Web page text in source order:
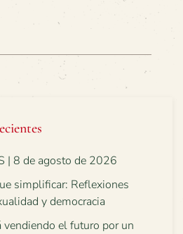
| 8 de agosto de 2026
simplificar: Reflexiones
y democracia
vendiendo el futuro por un